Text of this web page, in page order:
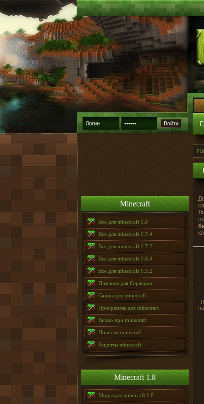
Войти
Minecraft
Все для minecraft 1.8
Все для minecraft 1.7.4
Все для minecraft 1.7.2
Все для minecraft 1.6.4
Все для minecraft 1.5.2
Плагины для Серверов
Скины для minecraft
Программы для minecraft
Видео про minecraft
Новости minecraft
Рецепты minecraft
Minecraft 1.8
Моды для minecraft 1.8